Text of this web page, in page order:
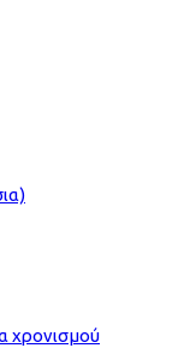
χρονισμού